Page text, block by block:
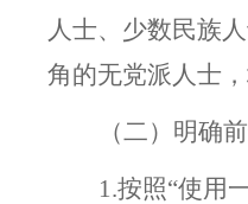
人士、少数民族
角的无党派人士
（二）明确
1.按照“使用